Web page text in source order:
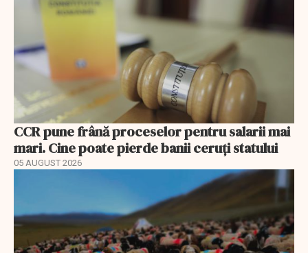
CCR pune frână proceselor pentru salarii mai
mari. Cine poate pierde banii ceruți statului
05 AUGUST 2026